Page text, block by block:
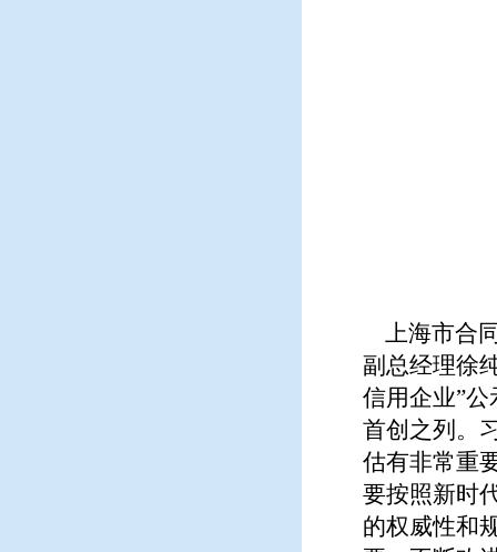
上海市合
副总经理徐
信用企业”
首创之列。
估有非常重
要按照新时
的权威性和